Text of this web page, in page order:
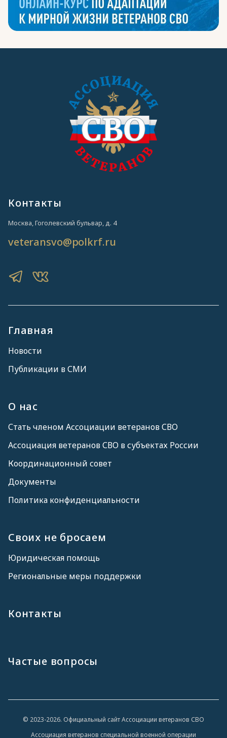
Главная
Новости
Публикации в СМИ
О нас
Стать членом Ассоциации ветеранов СВО
Ассоциация ветеранов СВО в субъектах России
Координационный совет
Документы
Политика конфиденциальности
Своих не бросаем
Юридическая помощь
Региональные меры поддержки
Контакты
Частые вопросы
Контакты
Москва, Гоголевский бульвар, д. 4
veteransvo@polkrf.ru
© 2023-2026. Официальный сайт Ассоциации ветеранов СВО
Ассоциация ветеранов специальной военной операции